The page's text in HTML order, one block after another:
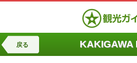
戻る KAKIGAWA